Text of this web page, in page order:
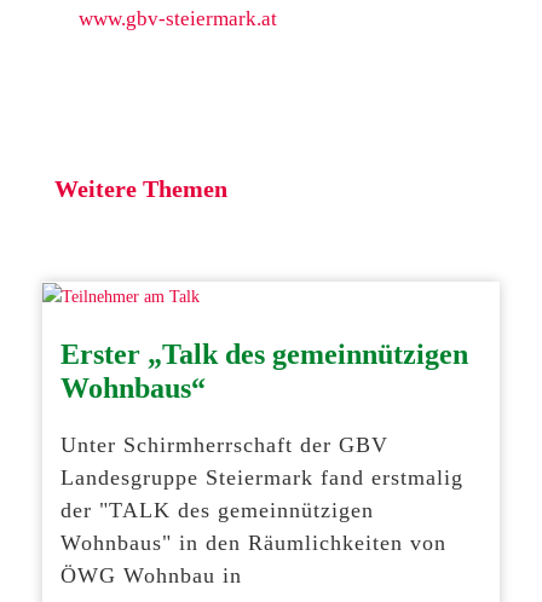
www.gbv-steiermark.at
Weitere Themen
Erster „Talk des gemeinnützigen
Wohnbaus“
Unter Schirmherrschaft der GBV
Landesgruppe Steiermark fand erstmalig
der "TALK des gemeinnützigen
Wohnbaus" in den Räumlichkeiten von
ÖWG Wohnbau in